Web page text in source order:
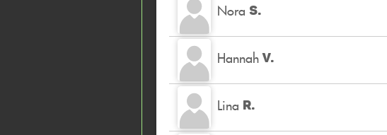
Nora S.
Hannah V.
Lina R.